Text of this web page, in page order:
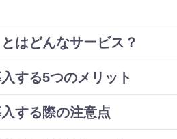
はどんなサービス？
する5つのメリット
する際の注意点